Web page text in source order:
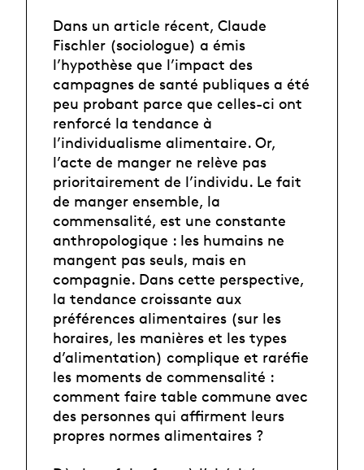
Dans un article récent, Claude
Fischler (sociologue) a émis
l’hypothèse que l’impact des
campagnes de santé publiques a été
peu probant parce que celles-ci ont
renforcé la tendance à
l’individualisme alimentaire. Or,
l’acte de manger ne relève pas
prioritairement de l’individu. Le fait
de manger ensemble, la
commensalité, est une constante
anthropologique : les humains ne
mangent pas seuls, mais en
compagnie. Dans cette perspective,
la tendance croissante aux
préférences alimentaires (sur les
horaires, les manières et les types
d’alimentation) complique et raréfie
les moments de commensalité :
comment faire table commune avec
des personnes qui affirment leurs
propres normes alimentaires ?